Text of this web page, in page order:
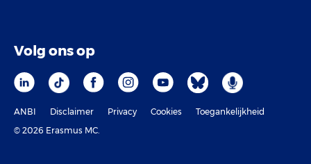
Volg ons op
ANBI Disclaimer Privacy Cookies
Toegankelijkheid
© 2026 Erasmus MC.